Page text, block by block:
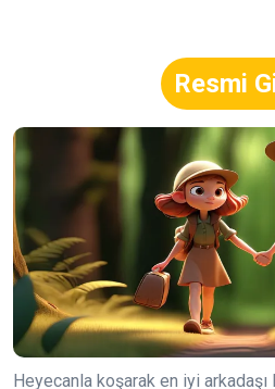
Resmi
Heyecanla koşarak en iyi arkadaşı